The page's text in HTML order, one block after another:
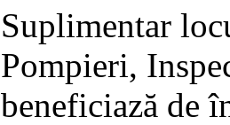
Suplimentar
Pompieri,
beneficiază de